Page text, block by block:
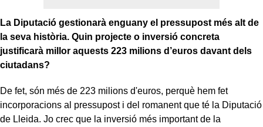
La Diputació gestionarà enguany el pressupost més alt de
la seva història. Quin projecte o inversió concreta
justificarà millor aquests 223 milions d’euros davant dels
ciutadans?
De fet, són més de 223 milions d'euros, perquè hem fet
incorporacions al pressupost i del romanent que té la Diputació
de Lleida. Jo crec que la inversió més important de la